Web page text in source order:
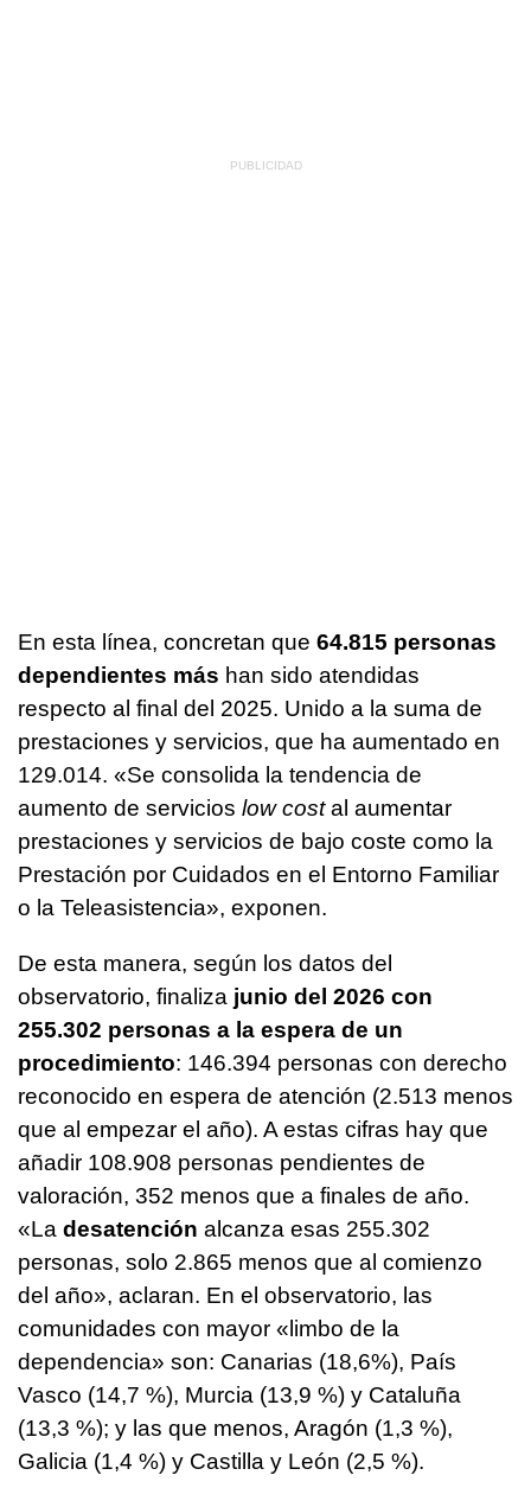
En esta línea, concretan que 64.815 personas
dependientes más han sido atendidas
respecto al final del 2025. Unido a la suma de
prestaciones y servicios, que ha aumentado en
129.014. «Se consolida la tendencia de
aumento de servicios low costal aumentar
prestaciones y servicios de bajo coste como la
Prestación por Cuidados en el Entorno Familiar
o la Teleasistencia», exponen.
De esta manera, según los datos del
observatorio, finaliza junio del 2026 con
255.302 personas a la espera de un
procedimiento: 146.394 personas con derecho
reconocido en espera de atención (2.513 menos
que al empezar el año). A estas cifras hay que
añadir 108.908 personas pendientes de
valoración, 352 menos que a finales de año.
«La desatención alcanza esas 255.302
personas, solo 2.865 menos que al comienzo
del año», aclaran. En el observatorio, las
comunidades con mayor «limbo de la
dependencia» son: Canarias (18,6%), País
Vasco (14,7 %), Murcia (13,9 %) y Cataluña
(13,3 %); y las que menos, Aragón (1,3 %),
Galicia (1,4 %) y Castilla y León (2,5 %).